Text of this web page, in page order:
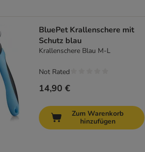
BluePet Krallenschere mit
Schutz blau
Krallenschere Blau M-L
14,90 €
Not Rated
Zum Warenkorb
hinzufügen